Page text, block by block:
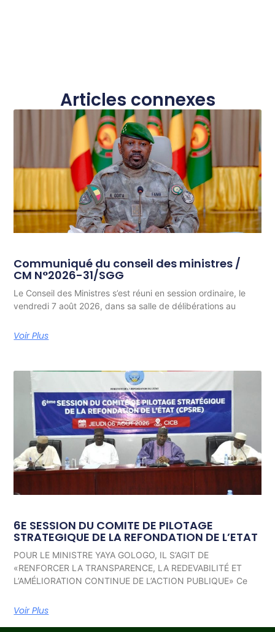
Articles connexes
Communiqué du conseil des ministres /
CM N°2026-31/SGG
Le Conseil des Ministres s’est réuni en session ordinaire, le
vendredi 7 août 2026, dans sa salle de délibérations au
Voir Plus
6E SESSION DU COMITE DE PILOTAGE
STRATEGIQUE DE LA REFONDATION DE L’ETAT
POUR LE MINISTRE YAYA GOLOGO, IL S’AGIT DE
«RENFORCER LA TRANSPARENCE, LA REDEVABILITÉ ET
L’AMÉLIORATION CONTINUE DE L’ACTION PUBLIQUE» Ce
Voir Plus